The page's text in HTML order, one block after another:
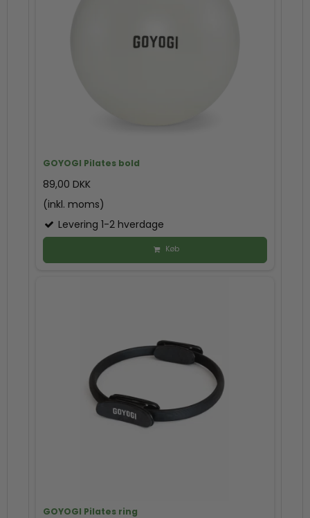
GOYOGI Pilates bold
89,00 DKK
(inkl. moms)
Levering 1-2 hverdage
Køb
GOYOGI Pilates ring